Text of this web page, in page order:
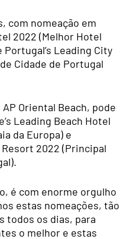
com nomeação em
2022 (Melhor Hotel
Leading City
Cidade de Portugal
Oriental Beach, pode
Leading Beach Hotel
da Europa) e
Resort 2022 (Principal
é com enorme orgulho
estas nomeações, tão
todos os dias, para
o melhor e estas